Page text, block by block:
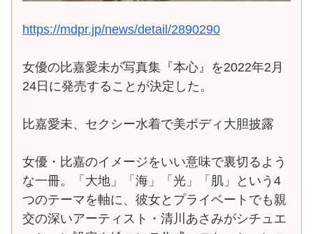
https://mdpr.jp/news/detail/2890290
女優の比嘉愛未が写真集『本心』を2022年2月
24日に発売することが決定した。
比嘉愛未、セクシー水着で美ボディ大胆披露
女優・比嘉のイメージをいい意味で裏切るよう
な一冊。「大地」「海」「光」「肌」という4
つのテーマを軸に、彼女とプライベートでも親
交の深いアーティスト・清川あさみがシチュエ